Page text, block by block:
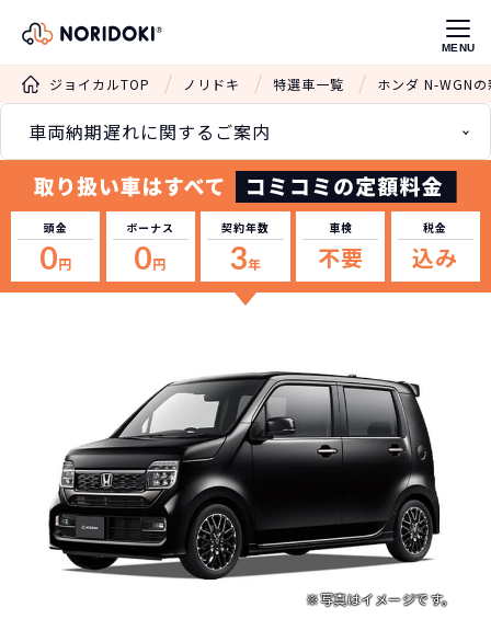
MENU
ジョイカルTOP ノリドキ 特選車一覧 ホンダ N-WGN
車両納期遅れに関するご案内
頭金
0円
ボーナス
0円
契約年数
3年
車検
不要
税金
込み